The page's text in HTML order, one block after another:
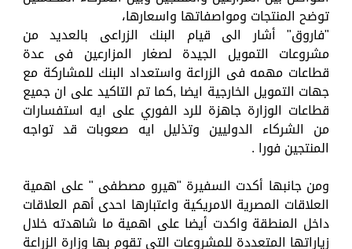
توضح المنتجات ومواصفاتها واسعارها،
"فاروق" أشار الى قيام البنك الزراعى بالعديد من
مشروعات التمويل الجيدة لصغار المزارعين فى عدة
قطاعات مهمه فى الزراعة واستعداد البنك للمشاركة مع
جهات التمويل الخارجية ايضا ,كما تم التاكيد على ان جميع
قطاعات الوزارة جاهزة للرد الفوري على ايه استفسارات
من الشركاء الدوليين وتذليل ايه صعوبات قد تواجه
المنتجين فورا .
ومن جانبها أكدت السفيرة "هيرو مصطفى " على اهمية
العلاقات المصرية الامريكية واعتبارها احدى أهم العلاقات
داخل المنطقة واكدت أيضا على اهمية ما شاهدته خلال
زياراتها المتعددة للمشروعات التى تقوم بها وزارة الزراعة